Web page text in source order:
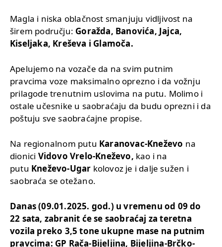
Magla i niska oblačnost smanjuju vidljivost na
širem području: Goražda, Banovića, Jajca,
Kiseljaka, Kreševa i Glamoča.
Apelujemo na vozače da na svim putnim
pravcima voze maksimalno oprezno i da vožnju
prilagode trenutnim uslovima na putu. Molimo i
ostale učesnike u saobraćaju da budu oprezni i da
poštuju sve saobraćajne propise.
Na regionalnom putu Karanovac-Kneževo na
dionici Vidovo Vrelo-Kneževo, kao i na
putu Kneževo-Ugar kolovoz je i dalje sužen i
saobraća se otežano.
Danas (09.01.2025. god.) u vremenu od 09 do
22 sata, zabranit će se saobraćaj za teretna
vozila preko 3,5 tone ukupne mase na putnim
pravcima: GP Rača-Bijeljina, Bijeljina-Brčko-